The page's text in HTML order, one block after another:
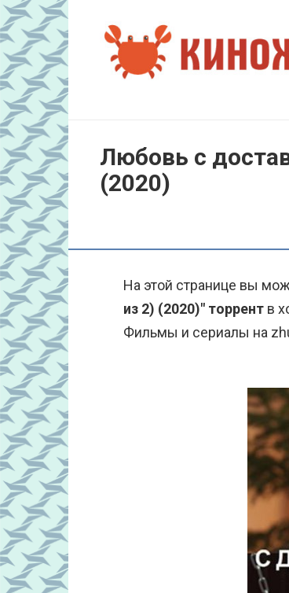
Перейти
к
контенту
Любовь с
(2020)
На этой странице вы
из 2) (2020)" торрент в
Фильмы и сериалы на